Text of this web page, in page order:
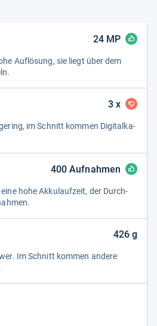
24MP
Auf­lö­sung, sie liegt über dem
3x
im Schnitt kom­men Digi­tal­ka­
400 Aufnahmen
hohe Akku­lauf­zeit, der Durch­
426g
Im Schnitt kom­men andere